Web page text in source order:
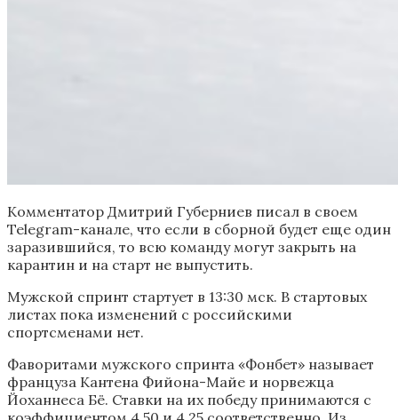
Комментатор Дмитрий Губерниев писал в своем
Telegram-канале, что если в сборной будет еще один
заразившийся, то всю команду могут закрыть на
карантин и на старт не выпустить.
Мужской спринт стартует в 13:30 мск. В стартовых
листах пока изменений с российскими
спортсменами нет.
Фаворитами мужского спринта «Фонбет» называет
француза Кантена Фийона-Майе и норвежца
Йоханнеса Бё. Ставки на их победу принимаются с